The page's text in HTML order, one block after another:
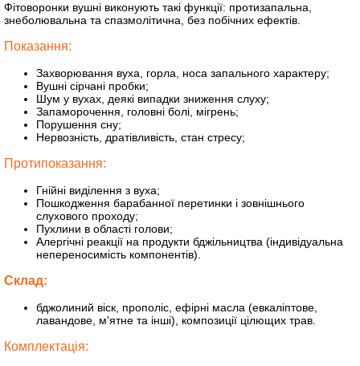
Фітоворонки вушні виконують такі функції: протизапальна,
знеболювальна та спазмолітична, без побічних ефектів.
Показання:
Захворювання вуха, горла, носа запального характеру;
Вушні сірчані пробки;
Шум у вухах, деякі випадки зниження слуху;
Запаморочення, головні болі, мігрень;
Порушення сну;
Нервозність, дратівливість, стан стресу;
Протипоказання:
Гнійні виділення з вуха;
Пошкодження барабанної перетинки і зовнішнього
слухового проходу;
Пухлини в області голови;
Алергічні реакції на продукти бджільництва (індивідуальна
непереносимість компонентів).
Склад:
бджолиний віск, прополіс, ефірні масла (евкаліптове,
лавандове, м'ятне та інші), композиції цілющих трав.
Комплектація: